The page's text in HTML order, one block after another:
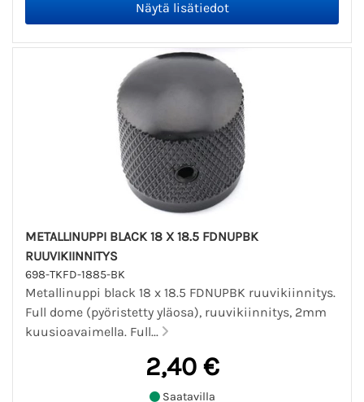
METALLINUPPI BLACK 18 X 18.5 FDNUPBK
RUUVIKIINNITYS
698-TKFD-1885-BK
Metallinuppi black 18 x 18.5 FDNUPBK ruuvikiinnitys.
Full dome (pyöristetty yläosa), ruuvikiinnitys, 2mm
kuusioavaimella. Full...
2,40 €
Saatavilla